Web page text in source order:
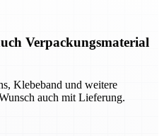
Verpackungsmaterial
Klebeband und weitere
auch mit Lieferung.